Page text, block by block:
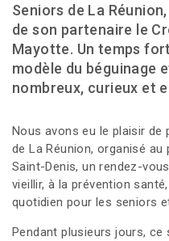
Seniors de La
de son partenaire le
Mayotte. Un temps
modèle du béguinage
nombreux, curieux et
Nous avons eu le plaisir de
de La Réunion, organisé au
Saint-Denis, un rendez-
vieillir, à la prévention
quotidien pour les seniors
Pendant plusieurs jours,